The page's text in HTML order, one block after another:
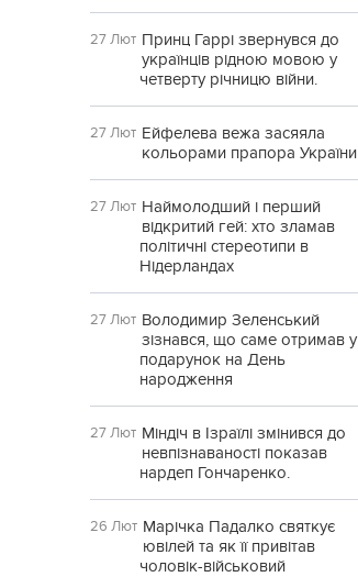
27 Лют Принц Гаррі звернувся до
українців рідною мовою у
четверту річницю війни.
27 Лют Ейфелева вежа засяяла
кольорами прапора України
27 Лют Наймолодший і перший
відкритий гей: хто зламав
політичні стереотипи в
Нідерландах
27 Лют Володимир Зеленський
зізнався, що саме отримав у
подарунок на День
народження
27 Лют Міндіч в Ізраїлі змінився до
невпізнаваності показав
нардеп Гончаренко.
26 Лют Марічка Падалко святкує
ювілей та як її привітав
чоловік-військовий